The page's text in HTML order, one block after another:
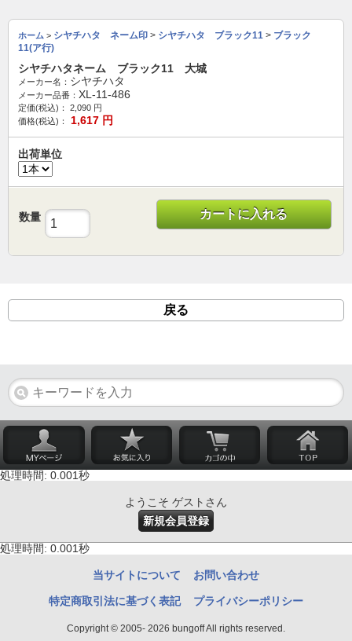
ホーム > シヤチハタ ネーム印 > シヤチハタ ブラック11 > ブラック
11(ア行)
シヤチハタネーム ブラック11 大城
メーカー名： シヤチハタ
メーカー品番： XL-11-486
定価(税込)： 2,090 円
価格(税込)：
1,617 円
出荷単位
数量 カートに入れる
戻る
処理時間: 0.001秒
ようこそ ゲストさん
新規会員登録
処理時間: 0.001秒
当サイトについて お問い合わせ
特定商取引法に基づく表記 プライバシーポリシー
Copyright © 2005- 2026 bungoff All rights reserved.